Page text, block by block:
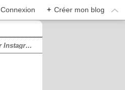
Connexion + Créer mon blog
Suivez moi sur Instagram!